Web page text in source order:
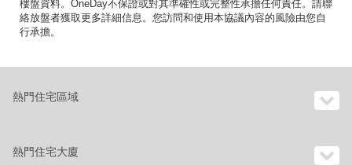
樓盤資料。OneDay不保證或對其準確性或完整性承擔任何責任。請聯
絡放盤者獲取更多詳細信息。您訪問和使用本協議內容的風險由您自
行承擔。
熱門住宅區域
熱門住宅大廈